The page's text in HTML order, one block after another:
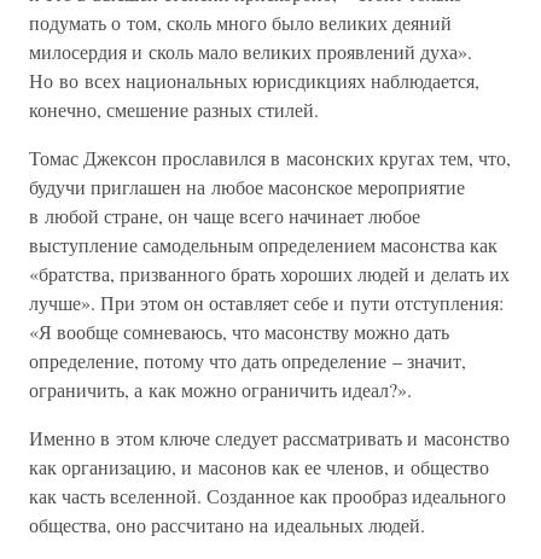
подумать о том, сколь много было великих деяний
милосердия и сколь мало великих проявлений духа».
Но во всех национальных юрисдикциях наблюдается,
конечно, смешение разных стилей.
Томас Джексон прославился в масонских кругах тем, что,
будучи приглашен на любое масонское мероприятие
в любой стране, он чаще всего начинает любое
выступление самодельным определением масонства как
«братства, призванного брать хороших людей и делать их
лучше». При этом он оставляет себе и пути отступления:
«Я вообще сомневаюсь, что масонству можно дать
определение, потому что дать определение – значит,
ограничить, а как можно ограничить идеал?».
Именно в этом ключе следует рассматривать и масонство
как организацию, и масонов как ее членов, и общество
как часть вселенной. Созданное как прообраз идеального
общества, оно рассчитано на идеальных людей.